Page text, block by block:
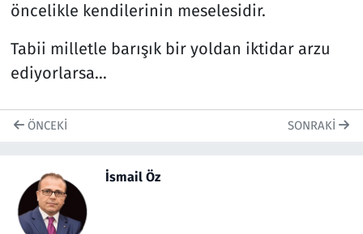
öncelikle kendilerinin meselesidir.
Tabii milletle barışık bir yoldan iktidar arzu
ediyorlarsa…
ÖNCEKI SONRAKI
İsmail Öz